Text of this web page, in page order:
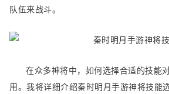
队伍来战斗。
在众多神将中，如何选择合适的技能
用。我将详细介绍秦时明月手游神将技能